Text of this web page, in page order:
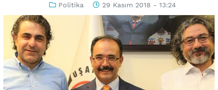
Politika 29 Kasım 2018 - 13:24